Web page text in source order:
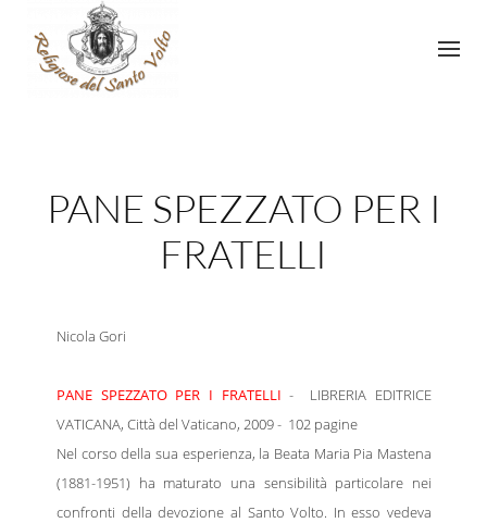
PANE SPEZZATO PER I
FRATELLI
Nicola Gori
PANE SPEZZATO PER I FRATELLI- LIBRERIA EDITRICE
VATICANA, Città del Vaticano, 2009 - 102 pagine
Nel corso della sua esperienza, la Beata Maria Pia Mastena
(1881-1951) ha maturato una sensibilità particolare nei
confronti della devozione al Santo Volto. In esso vedeva